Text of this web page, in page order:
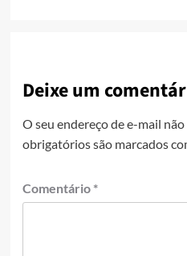
Deixe um
O seu endereço de e-mail
obrigatórios são marcados
Comentário *